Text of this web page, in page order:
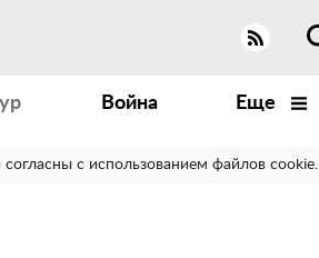
Война Еще
согласны с использованием файлов cookie.